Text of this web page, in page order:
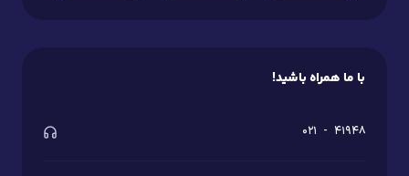
کنید.
پشتیبانی از توزیع‌های مختلف لینوکس:
امکان نصب و
استفاده از توزیع‌های محبوب مانند Ubuntu، Debian،
با ما همراه باشید!
۰۲۱ - ۴۱۹۴۸